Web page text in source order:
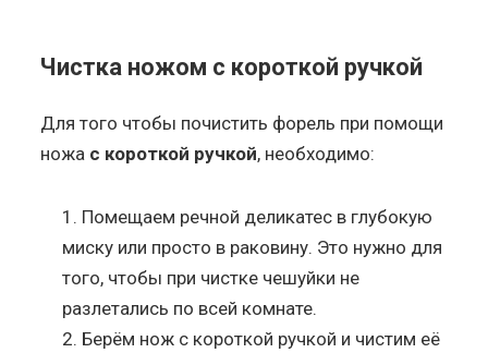
Чистка ножом с короткой ручкой
Для того чтобы почистить форель при помощи
ножа с короткой ручкой, необходимо:
Помещаем речной деликатес в глубокую
миску или просто в раковину. Это нужно для
того, чтобы при чистке чешуйки не
разлетались по всей комнате.
Берём нож с короткой ручкой и чистим её